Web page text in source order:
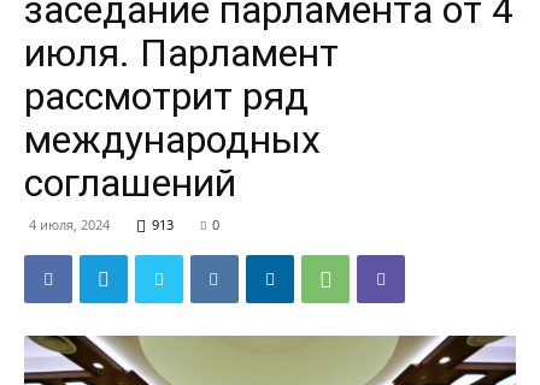
заседание парламента от 4
июля. Парламент
рассмотрит ряд
международных
соглашений
4 июля, 2024 913 0